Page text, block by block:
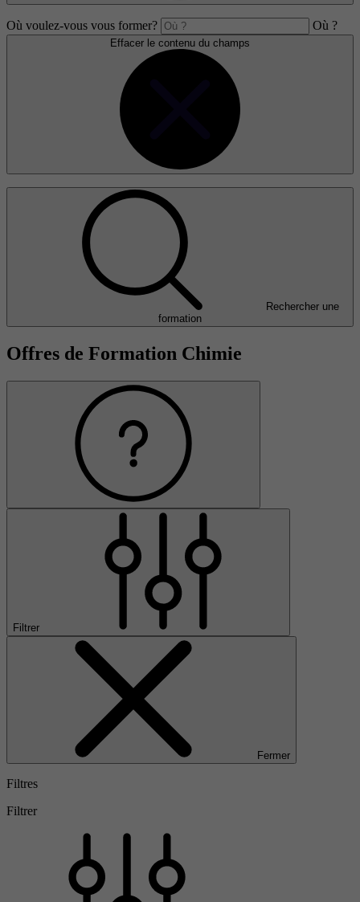
Où voulez-vous vous former? Où ?
Effacer le contenu du champs
Rechercher une
formation
Offres de Formation Chimie
Filtrer
Fermer
Filtres
Filtrer